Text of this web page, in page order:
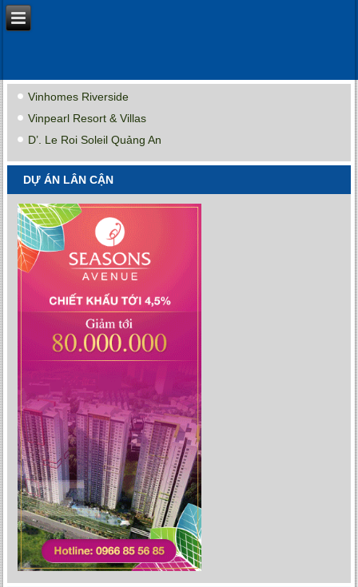
Vinhomes Riverside
Vinpearl Resort & Villas
D’. Le Roi Soleil Quảng An
DỰ ÁN LÂN CẬN